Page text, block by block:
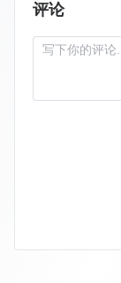
评论